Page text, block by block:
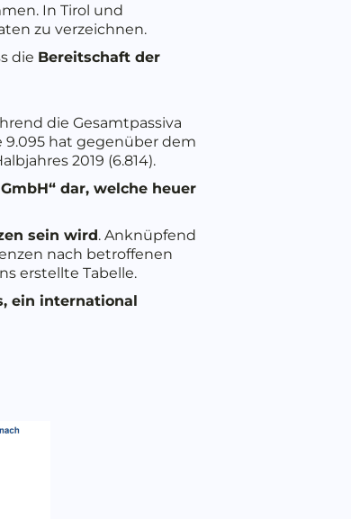
In Tirol und
zu verzeichnen.
die Bereitschaft der
die Gesamtpassiva
9.095 hat gegenüber dem
2019 (6.814).
dar, welche heuer
sein wird. Anknüpfend
nach betroffenen
erstellte Tabelle.
ein international